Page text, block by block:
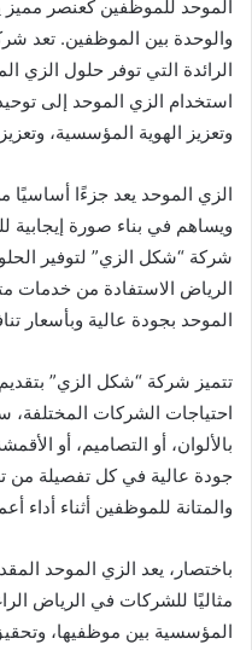
الموحد للموظفين كعنصر مميز
والوحدة بين الموظفين. تعد
الرائدة التي توفر حلول
استخدام الزي الموحد إلى
وتعزيز الهوية المؤسسية،
الزي الموحد يعد جزءًا أساسيًا
ويساهم في بناء صورة إيجابية
شركة “شكل الزي” لتوفير
الرياض الاستفادة من خدمات
الموحد بجودة عالية وبأسعار
تتميز شركة “شكل الزي”
احتياجات الشركات المختلفة،
بالألوان، أو التصاميم، أو
جودة عالية في كل تفصيلة من
والمتانة للموظفين أثناء أداء
باختصار، يعد الزي الموحد
مثاليًا للشركات في الرياض
المؤسسية بين موظفيها،